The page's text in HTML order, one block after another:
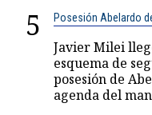
5 Posesión Abelardo
Javier Milei
esquema de
posesión de
agenda del